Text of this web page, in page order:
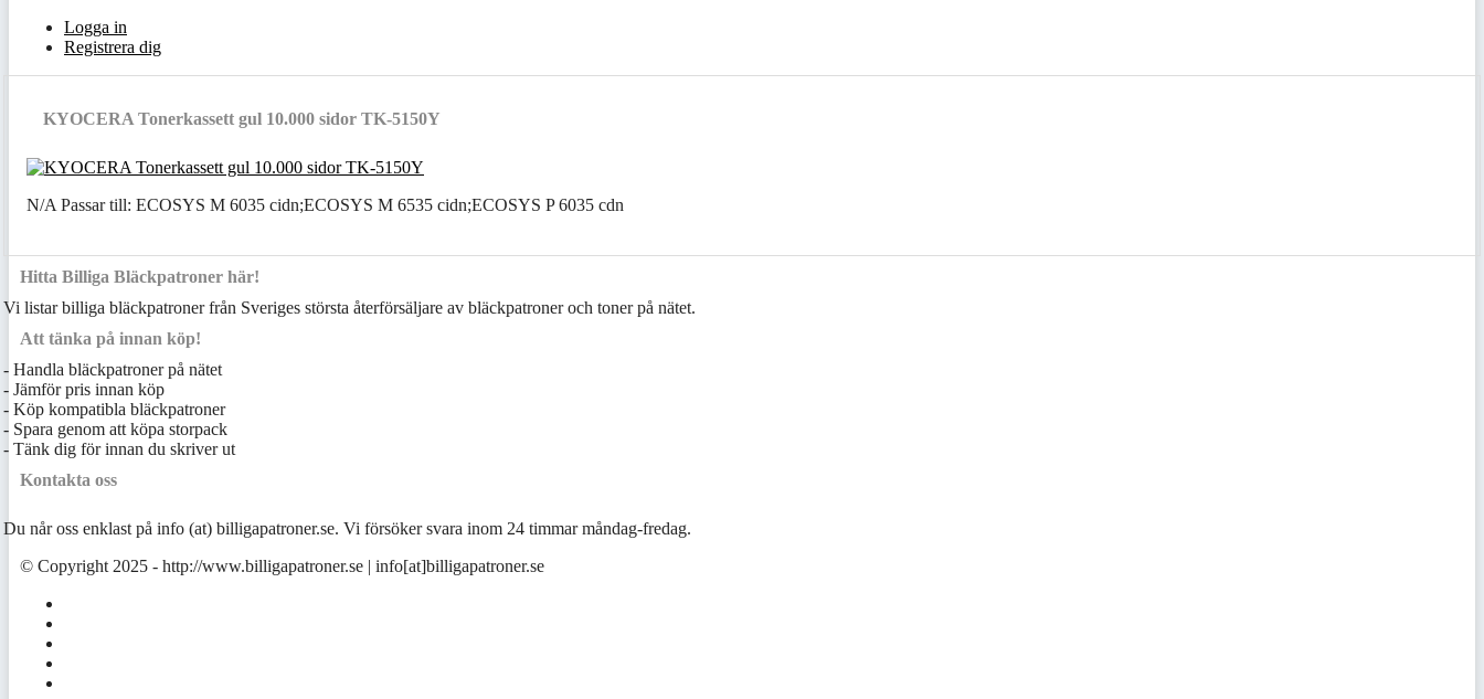
Logga in
Registrera dig
KYOCERA Tonerkassett gul 10.000 sidor TK-5150Y
N/A Passar till: ECOSYS M 6035 cidn;ECOSYS M 6535 cidn;ECOSYS P 6035 cdn
Hitta Billiga Bläckpatroner här!
Vi listar billiga bläckpatroner från Sveriges största återförsäljare av bläckpatroner och toner på nätet.
Att tänka på innan köp!
- Handla bläckpatroner på nätet
- Jämför pris innan köp
- Köp kompatibla bläckpatroner
- Spara genom att köpa storpack
- Tänk dig för innan du skriver ut
Kontakta oss
Du når oss enklast på info (at) billigapatroner.se. Vi försöker svara inom 24 timmar måndag-fredag.
© Copyright 2025 - http://www.billigapatroner.se | info[at]billigapatroner.se